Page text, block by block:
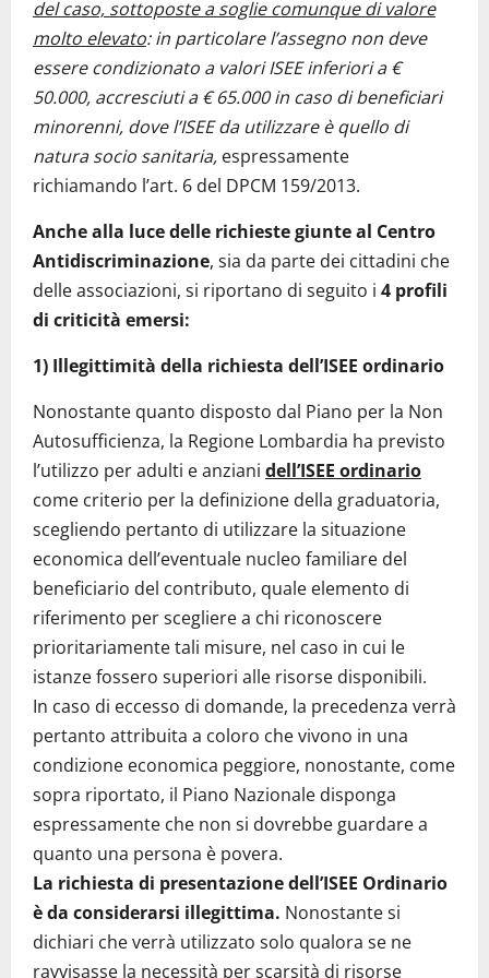
del caso, sottoposte a soglie comunque di valore
molto elevato: in particolare l’assegno non deve
essere condizionato a valori ISEE inferiori a €
50.000, accresciuti a € 65.000 in caso di beneficiari
minorenni, dove l’ISEE da utilizzare è quello di
natura socio sanitaria, espressamente
richiamando l’art. 6 del DPCM 159/2013.
Anche alla luce delle richieste giunte al Centro
Antidiscriminazione, sia da parte dei cittadini che
delle associazioni, si riportano di seguito i 4 profili
di criticità emersi:
1) Illegittimità della richiesta dell’ISEE ordinario
Nonostante quanto disposto dal Piano per la Non
Autosufficienza, la Regione Lombardia ha previsto
l’utilizzo per adulti e anziani dell’ISEE ordinario
come criterio per la definizione della graduatoria,
scegliendo pertanto di utilizzare la situazione
economica dell’eventuale nucleo familiare del
beneficiario del contributo, quale elemento di
riferimento per scegliere a chi riconoscere
prioritariamente tali misure, nel caso in cui le
istanze fossero superiori alle risorse disponibili.
In caso di eccesso di domande, la precedenza verrà
pertanto attribuita a coloro che vivono in una
condizione economica peggiore, nonostante, come
sopra riportato, il Piano Nazionale disponga
espressamente che non si dovrebbe guardare a
quanto una persona è povera.
La richiesta di presentazione dell’ISEE Ordinario
è da considerarsi illegittima. Nonostante si
dichiari che verrà utilizzato solo qualora se ne
ravvisasse la necessità per scarsità di risorse